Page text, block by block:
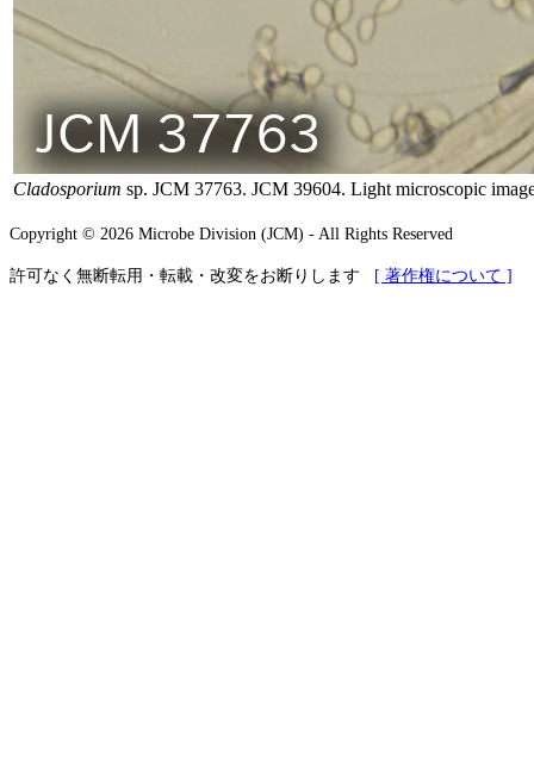
Cladosporium sp. JCM 37763. JCM 39604. Light microscopic
Copyright © 2026 Microbe Division (JCM) - All Rights Reserved
許可なく無断転用・転載・改変をお断りします [ 著作権について ]